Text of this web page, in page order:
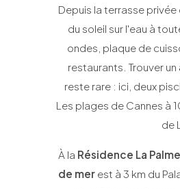
Depuis la terrasse
du soleil sur l'eau à
ondes, plaque de
restaurants. Trouver un
reste rare : ici, deux
Les plages de Cannes à
de
À la Résidence La
de mer est à 3 km du